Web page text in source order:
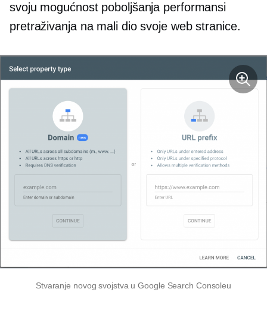
svoju mogućnost poboljšanja performansi
pretraživanja na mali dio svoje web stranice.
Stvaranje novog svojstva u Google Search Consoleu